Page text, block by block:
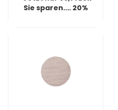
Sie sparen.... 20%